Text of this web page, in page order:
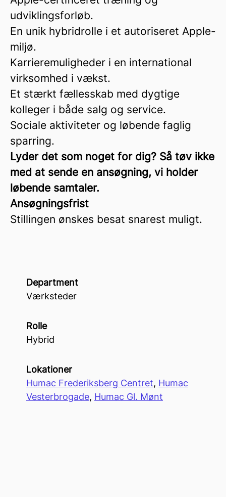
udviklingsforløb.
En unik hybridrolle i et autoriseret Apple-
miljø.
Karrieremuligheder i en international
virksomhed i vækst.
Et stærkt fællesskab med dygtige
kolleger i både salg og service.
Sociale aktiviteter og løbende faglig
sparring.
Lyder det som noget for dig? Så tøv ikke
med at sende en ansøgning, vi holder
løbende samtaler.
Ansøgningsfrist
Stillingen ønskes besat snarest muligt.
Department
Værksteder
Rolle
Hybrid
Lokationer
Humac Frederiksberg Centret, Humac
Vesterbrogade, Humac Gl. Mønt